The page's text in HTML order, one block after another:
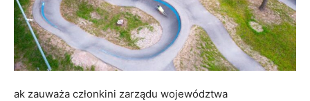
ak zauważa członkini zarządu województwa